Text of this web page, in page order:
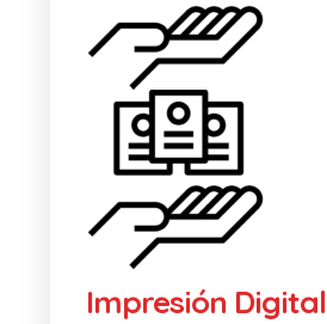
Impresión Digital